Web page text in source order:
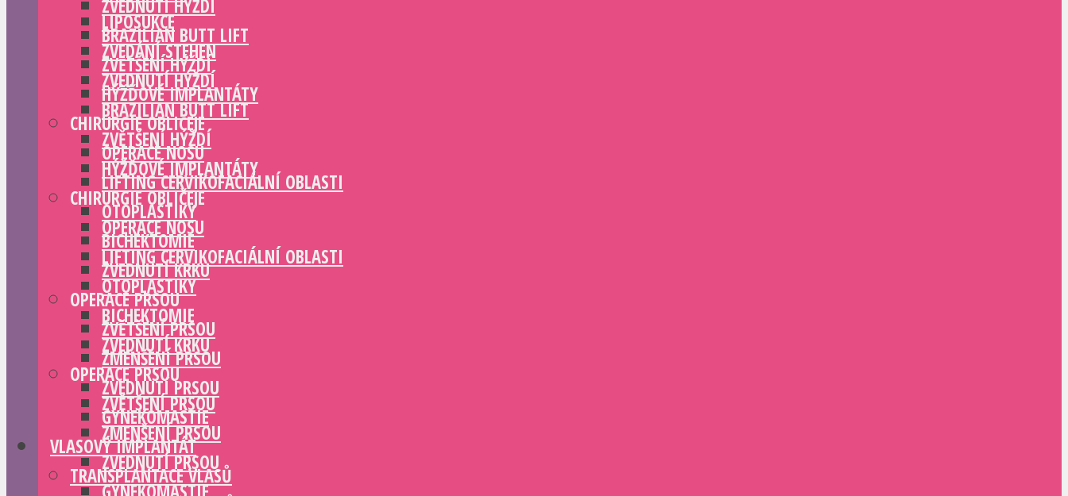
ZVEDNUTÍ HÝŽDÍ
BRAZILIAN BUTT LIFT
ZVĚTŠENÍ HÝŽDÍ
HÝŽĎOVÉ IMPLANTÁTY
CHIRURGIE OBLIČEJE
OPERACE NOSU
LIFTING CERVIKOFACIÁLNÍ OBLASTI
OTOPLASTIKY
BICHEKTOMIE
ZVEDNUTÍ KRKU
OPERACE PRSOU
ZVĚTŠENÍ PRSOU
ZMENŠENÍ PRSOU
ZVEDNUTÍ PRSOU
GYNEKOMASTIE
VLASOVÝ IMPLANTÁT
TRANSPLANTACE VLASŮ
LIPOSUKCE
ZVEDÁNÍ STEHEN
ZVEDNUTÍ HÝŽDÍ
BRAZILIAN BUTT LIFT
ZVĚTŠENÍ HÝŽDÍ
HÝŽĎOVÉ IMPLANTÁTY
CHIRURGIE OBLIČEJE
OPERACE NOSU
LIFTING CERVIKOFACIÁLNÍ OBLASTI
OTOPLASTIKY
BICHEKTOMIE
ZVEDNUTÍ KRKU
OPERACE PRSOU
ZVĚTŠENÍ PRSOU
ZMENŠENÍ PRSOU
ZVEDNUTÍ PRSOU